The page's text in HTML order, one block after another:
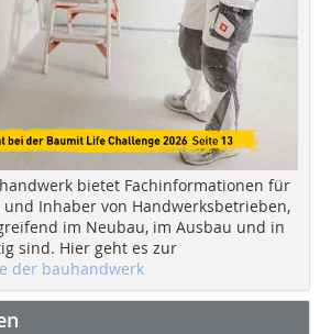
bietet Fachinformationen für
Inhaber von Handwerksbetrieben,
im Neubau, im Ausbau und in
sind. Hier geht es zur
der bauhandwerk